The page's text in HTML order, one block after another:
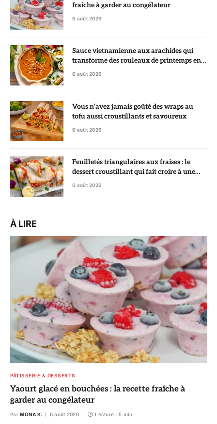
fraîche à garder au congélateur
6 août 2026
Sauce vietnamienne aux arachides qui
transforme des rouleaux de printemps en
vrai régal
6 août 2026
Vous n’avez jamais goûté des wraps au
tofu aussi croustillants et savoureux
6 août 2026
Feuilletés triangulaires aux fraises : le
dessert croustillant qui fait croire à une
pâtisserie de chef
6 août 2026
À LIRE
PÂTISSERIE & DESSERTS
Yaourt glacé en bouchées : la recette fraîche à
garder au congélateur
Par MONA K. 6 août 2026 Lecture : 5 min